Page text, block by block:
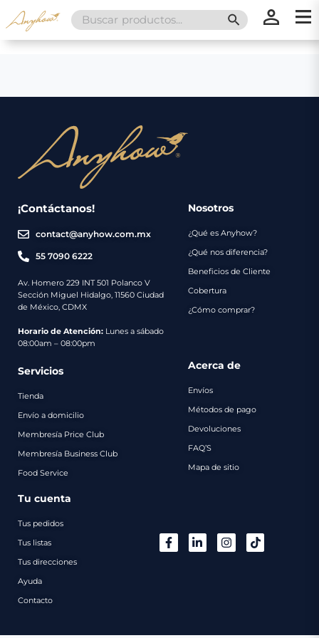
Search
for:
SEARCH
¡Contáctanos!
contact@anyhow.com.mx
55 7090 6222
Av. Homero 229 INT 501 Polanco V
Sección Miguel Hidalgo, 11560 Ciudad
de México, CDMX
Horario de Atención: Lunes a sábado
08:00am – 08:00pm
Nosotros
¿Qué es Anyhow?
¿Qué nos diferencia?
Beneficios de Cliente
Cobertura
¿Cómo comprar?
Servicios
Tienda
Envío a domicilio
Membresía Price Club
Membresía Business Club
Food Service
Acerca de
Envíos
Métodos de pago
Devoluciones
FAQ’S
Mapa de sitio
Tu cuenta
Tus pedidos
Tus listas
Tus direcciones
Ayuda
Contacto
Nosotros
Servicios
Envíos
Métodos
de
Catálogo
Regalos
Contacto